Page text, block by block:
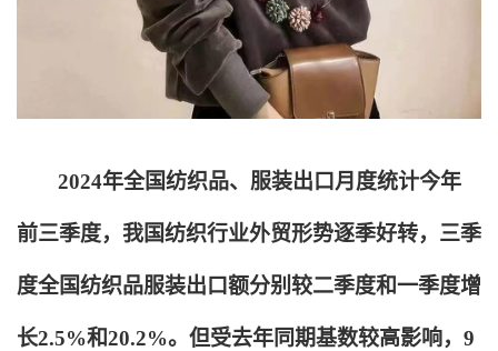
2024年全国纺织品、服装出口月度统计今年
前三季度，我国纺织行业外贸形势逐季好转，三季
度全国纺织品服装出口额分别较二季度和一季度增
长2.5%和20.2%。但受去年同期基数较高影响，9